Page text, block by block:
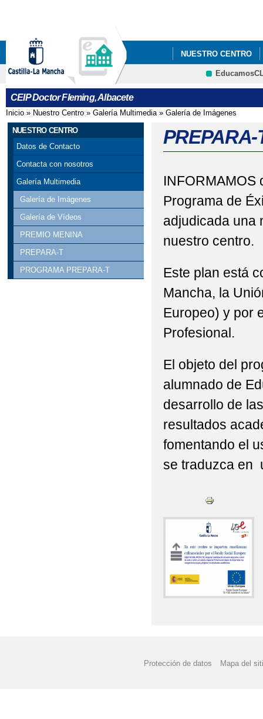
NUESTRO CENTRO
TABLÓN DE
CEIP Doctor Fleming, Albacete
Se encuentra usted aquí
Inicio » Nuestro Centro » Galería Multimedia» Galería de Imágenes
NUESTRO CENTRO
Datos de Contacto
Contacta con nosotros
Galería Multimedia
Galería de Imágenes
Galería de Vídeos
PREMIO MENINA
PREPARA-T
PROGRAMA PREPARA-T
PREPARA-
INFORMAMOS
Programa de
adjudicada una
nuestro centro.
Este plan está
Mancha, la
Europeo) y por
Profesional.
El objeto del
alumnado de
desarrollo de
resultados
fomentando el
se traduzca en
Protección de datos Mapa del